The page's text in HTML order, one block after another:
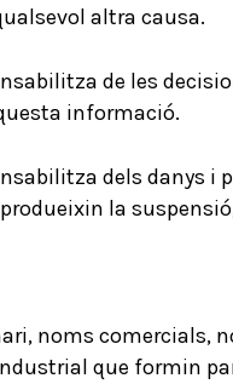
altra causa.
de les
informació.
dels
la
noms comercials,
que formin part